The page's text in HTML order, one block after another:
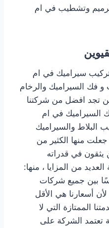
وتشطيب في ام
سيراميك في ام
فك السيراميك والرخام
تجد افضل من شركتنا
السيراميك في ام
البلاط والسيراميك
منها الكثير من
يثقون في قدراته
من المزايا ، منها:
بين جميع شركات
أسعارنا هي الأقل
الممتازة التي لا
تعتمد الشركة على